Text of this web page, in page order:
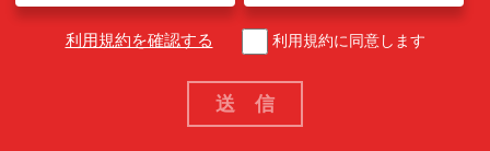
利用規約を確認する 利用規約に同意します